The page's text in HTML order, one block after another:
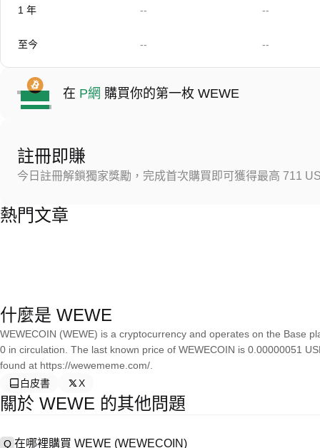
1 年 -- --
至今 -- --
在 P網 購買你的第一枚 WEWE
註冊即賺
今日註冊解鎖獨家獎勵，完成首次購買即可獲得最高 711
熱門文章
什麼是 WEWE
WEWECOIN (WEWE) is a cryptocurrency and operates on the Base
0 in circulation. The last known price of WEWECOIN is 0.00000051
found at https://wewememe.com/.
白皮書
X
關於 WEWE 的其他問題
Q 在哪裡購買 WEWE (WEWECOIN)